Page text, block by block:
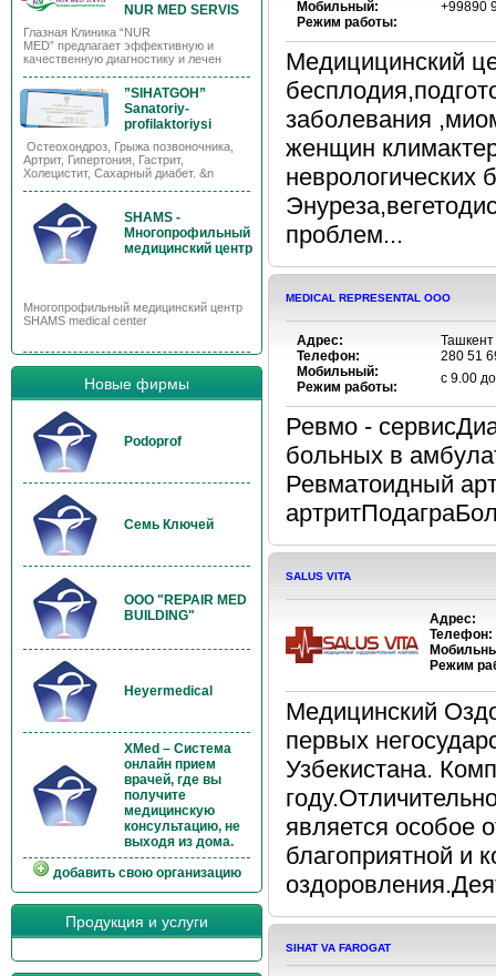
NUR MED SERVIS
Глазная Клиника “NUR
MED” предлагает эффективную и
качественную диагностику и лечен
”SIHATGOH”
Sanatoriy-
profilaktoriysi
Остеохондроз, Грыжа позвоночника,
Артрит, Гипертония, Гастрит,
Холецистит, Сахарный диабет. &n
SHAMS -
Многопрофильный
медицинский центр
Многопрофильный медицинский центр
SHAMS medical center
Новые фирмы
Podoprof
Семь Ключей
OOO "REPAIR MED
BUILDING"
Heyermedical
XMed – Система
онлайн прием
врачей, где вы
получите
медицинскую
консультацию, не
выходя из дома.
добавить свою организацию
Продукция и услуги
Мобильный:
Режим работы:
+99890
Медицицинский
заболевания
женщин
неврологических
проблем...
MEDICAL REPRESENTAL ООО
Адрес:
Телефон:
Мобильный:
Режим работы:
280 51
с 9.00
Ревмо -
больных в
Ревматоидный
SALUS VITA
Адрес:
Телефон:
Режим
Медицинский
первых
Узбекистана.
является особое
благоприятной и
SIHAT VA FAROGAT